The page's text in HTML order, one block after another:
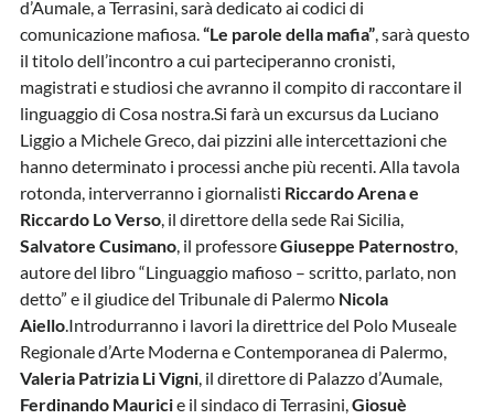
d’Aumale, a Terrasini, sarà dedicato ai codici di
comunicazione mafiosa.“Le parole della mafia”, sarà questo
il titolo dell’incontro a cui parteciperanno cronisti,
magistrati e studiosi che avranno il compito di raccontare il
linguaggio di Cosa nostra.Si farà un excursus da Luciano
Liggio a Michele Greco, dai pizzini alle intercettazioni che
hanno determinato i processi anche più recenti. Alla tavola
rotonda, interverranno i giornalisti Riccardo Arena e
Riccardo Lo Verso, il direttore della sede Rai Sicilia,
Salvatore Cusimano, il professoreGiuseppe Paternostro,
autore del libro “Linguaggio mafioso – scritto, parlato, non
detto” e il giudice del Tribunale di Palermo Nicola
Aiello.Introdurranno i lavori la direttrice del Polo Museale
Regionale d’Arte Moderna e Contemporanea di Palermo,
Valeria Patrizia Li Vigni, il direttore di Palazzo d’Aumale,
Ferdinando Mauricie il sindaco di Terrasini,Giosuè